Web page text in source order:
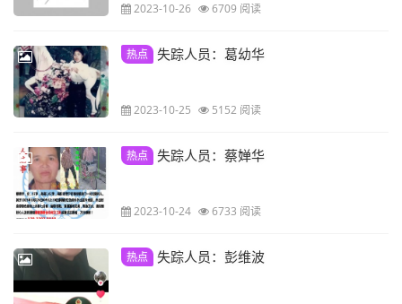
2023-10-26 6709 阅读
热点 失踪人员：葛幼华
2023-10-25 5152 阅读
热点 失踪人员：蔡婵华
2023-10-24 6733 阅读
热点 失踪人员：彭维波